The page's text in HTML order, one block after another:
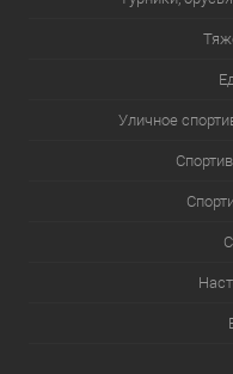
Уличное